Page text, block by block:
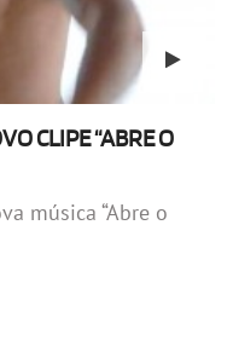
CLIPE “ABRE O
música “Abre o